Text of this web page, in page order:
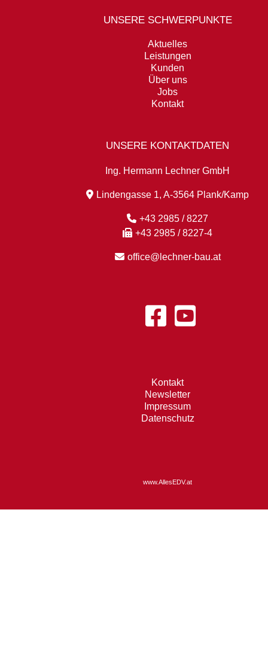
UNSERE SCHWERPUNKTE
Aktuelles
Leistungen
Kunden
Über uns
Jobs
Kontakt
UNSERE KONTAKTDATEN
Ing. Hermann Lechner GmbH
Lindengasse 1, A-3564 Plank/Kamp
+43 2985 / 8227
+43 2985 / 8227-4
office@lechner-bau.at
Kontakt
Newsletter
Impressum
Datenschutz
www.AllesEDV.at